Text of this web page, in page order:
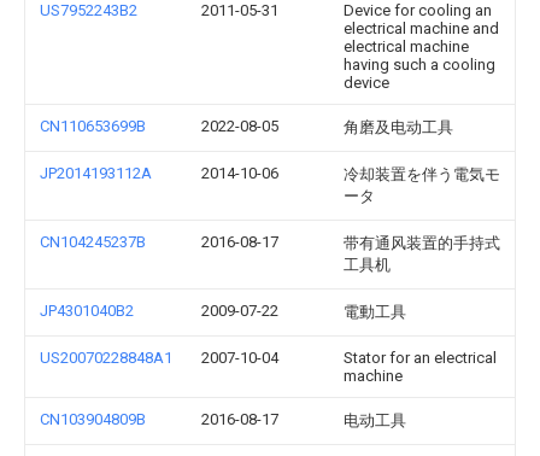
US7952243B2 2011-05-31
Device for cooling an
electrical machine and
electrical machine
having such a cooling
device
CN110653699B 2022-08-05 角磨及电动工具
JP2014193112A 2014-10-06
冷却装置を伴う電気モ
ータ
CN104245237B 2016-08-17
带有通风装置的手持式
工具机
JP4301040B2 2009-07-22 電動工具
US20070228848A1 2007-10-04
Stator for an electrical
machine
CN103904809B 2016-08-17 电动工具